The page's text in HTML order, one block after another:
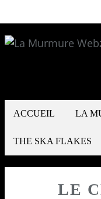
ACCUEIL LA
THE SKA FLAKES
LE